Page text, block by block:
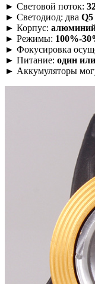
► Световой поток:
► Светодиод: два Q5
► Корпус:
► Режимы: 100%-
► Фокусировка
► Питание: один
► Аккумуляторы